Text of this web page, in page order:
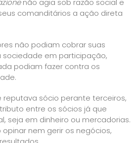
não agia sob razão social e
comanditários a ação direta
não podiam cobrar suas
sociedade em participação,
podiam fazer contra os
reputava sócio perante terceiros,
entre os sócios já que
seja em dinheiro ou mercadorias.
nem gerir os negócios,